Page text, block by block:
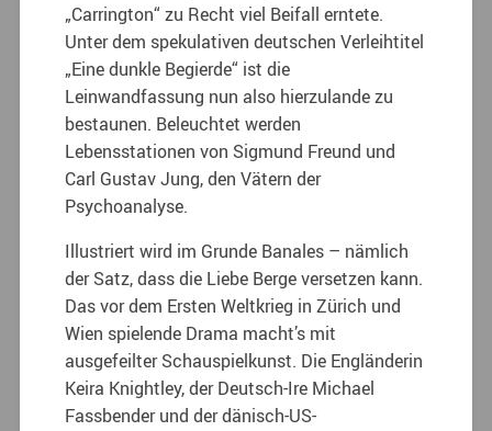
„Carrington“ zu Recht viel Beifall erntete.
Unter dem spekulativen deutschen Verleihtitel
„Eine dunkle Begierde“ ist die
Leinwandfassung nun also hierzulande zu
bestaunen. Beleuchtet werden
Lebensstationen von Sigmund Freund und
Carl Gustav Jung, den Vätern der
Psychoanalyse.
Illustriert wird im Grunde Banales – nämlich
der Satz, dass die Liebe Berge versetzen kann.
Das vor dem Ersten Weltkrieg in Zürich und
Wien spielende Drama macht’s mit
ausgefeilter Schauspielkunst. Die Engländerin
Keira Knightley, der Deutsch-Ire Michael
Fassbender und der dänisch-US-